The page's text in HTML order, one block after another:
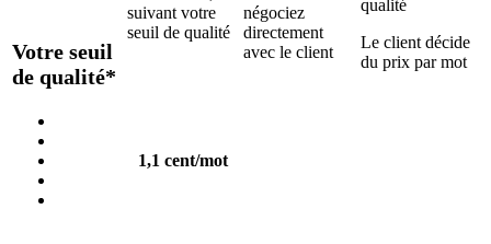
Votre seuil
de qualité*
suivant votre
seuil de qualité
négociez
directement
avec le client
qualité
Le client décide
du prix par mot
1,1 cent/mot